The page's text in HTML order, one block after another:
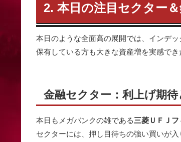
2. 本日の注目セクター
本日のような全面高の展開では、インデ
保有している方も大きな資産増を実感で
金融セクター：利上げ期
本日もメガバンクの雄である三菱ＵＦＪ
セクターには、押し目待ちの強い買いが